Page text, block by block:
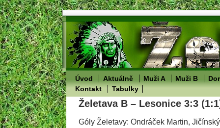
Úvod Aktuálně Muži A Muži B
Kontakt
Tabulky
Želetava B – Lesonice 3:3
Góly Želetavy: Ondráček Martin,